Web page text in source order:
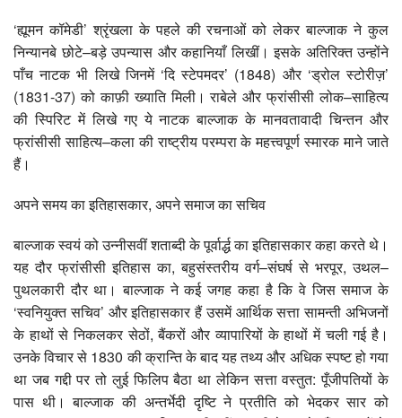
‘ह्यूमन कॉमेडी’ श्रृंखला के पहले की रचनाओं को लेकर बाल्जाक ने कुल
निन्यानबे छोटे–बड़े उपन्यास और कहानियाँ लिखीं। इसके अतिरिक्त उन्होंने
पाँच नाटक भी लिखे जिनमें ‘दि स्टेपमदर’ (1848) और ‘ड्रोल स्टोरीज़’
(1831-37) को काफ़ी ख्याति मिली। राबेले और फ्रांसीसी लोक–साहित्य
की स्पिरिट में लिखे गए ये नाटक बाल्जाक के मानवतावादी चिन्तन और
फ्रांसीसी साहित्य–कला की राष्ट्रीय परम्परा के महत्त्वपूर्ण स्मारक माने जाते
हैं।
अपने समय का इतिहासकार, अपने समाज का सचिव
बाल्जाक स्वयं को उन्नीसवीं शताब्दी के पूर्वार्द्ध का इतिहासकार कहा करते थे।
यह दौर फ्रांसीसी इतिहास का, बहुसंस्तरीय वर्ग–संघर्ष से भरपूर, उथल–
पुथलकारी दौर था। बाल्जाक ने कई जगह कहा है कि वे जिस समाज के
‘स्वनियुक्त सचिव’ और इतिहासकार हैं उसमें आर्थिक सत्ता सामन्ती अभिजनों
के हाथों से निकलकर सेठों, बैंकरों और व्यापारियों के हाथों में चली गई है।
उनके विचार से 1830 की क्रान्ति के बाद यह तथ्य और अधिक स्पष्ट हो गया
था जब गद्दी पर तो लुई फिलिप बैठा था लेकिन सत्ता वस्तुत: पूँजीपतियों के
पास थी। बाल्जाक की अन्तर्भेदी दृष्टि ने प्रतीति को भेदकर सार को